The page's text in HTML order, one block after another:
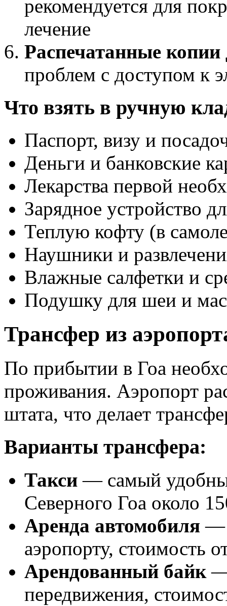
рекомендуется для
лечение
Распечатанные копии
проблем с доступом к
Что взять в ручную
Паспорт, визу и
Деньги и банковские
Лекарства первой
Зарядное устройство
Теплую кофту (в
Наушники и
Влажные салфетки и
Подушку для шеи и
Трансфер из
По прибытии в Гоа
проживания. Аэропорт
штата, что делает
Варианты трансфера:
Такси — самый
Северного Гоа около
Аренда автомобиля —
аэропорту, стоимость
Арендованный байк —
передвижения,